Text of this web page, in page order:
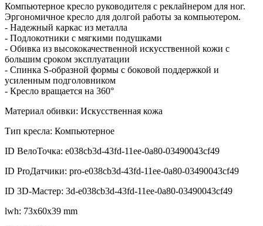
Компьютерное кресло руководителя с реклайнером для ног.
Эргономичное кресло для долгой работы за компьютером.
- Надежный каркас из металла
- Подлокотники с мягкими подушками
- Обивка из высококачественной искусственной кожи с
большим сроком эксплуатации
- Спинка S-образной формы с боковой поддержкой и
усиленным подголовником
- Кресло вращается на 360°
Материал обивки: Искусственная кожа
Тип кресла: Компьютерное
ID ВелоТочка: e038cb3d-43fd-11ee-0a80-03490043cf49
ID ProДатчики: pro-e038cb3d-43fd-11ee-0a80-03490043cf49
ID 3D-Мастер: 3d-e038cb3d-43fd-11ee-0a80-03490043cf49
lwh: 73x60x39 mm